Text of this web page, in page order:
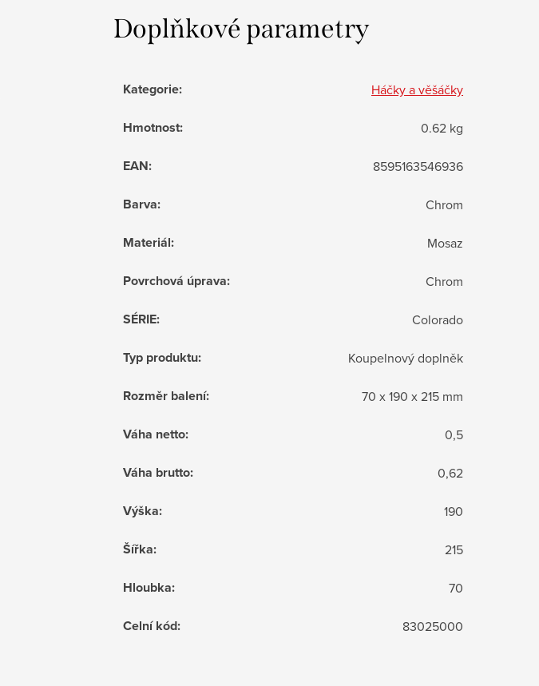
Doplňkové parametry
Kategorie: Háčky a věšáčky
Hmotnost: 0.62 kg
EAN: 8595163546936
Barva: Chrom
Materiál: Mosaz
Povrchová úprava: Chrom
SÉRIE: Colorado
Typ produktu: Koupelnový doplněk
Rozměr balení: 70 x 190 x 215 mm
Váha netto: 0,5
Váha brutto: 0,62
Výška: 190
Šířka: 215
Hloubka: 70
Celní kód: 83025000